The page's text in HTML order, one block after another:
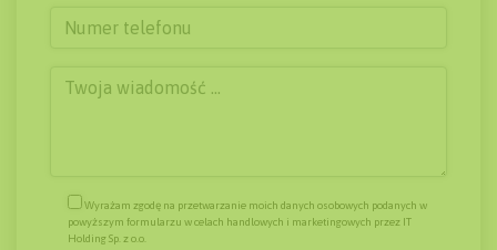
Wyrażam zgodę na przetwarzanie moich danych osobowych podanych w
powyższym formularzu w celach handlowych i marketingowych przez IT
Holding Sp. z o.o.